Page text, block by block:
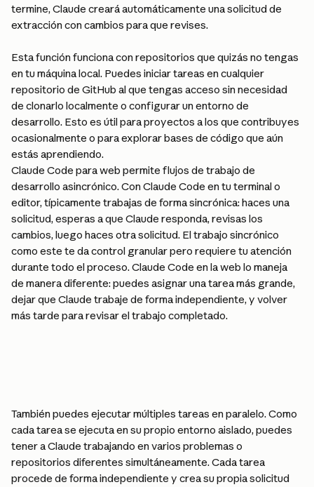
termine, Claude creará automáticamente una solicitud de
extracción con cambios para que revises.
Esta función funciona con repositorios que quizás no tengas
en tu máquina local. Puedes iniciar tareas en cualquier
repositorio de GitHub al que tengas acceso sin necesidad
de clonarlo localmente o configurar un entorno de
desarrollo. Esto es útil para proyectos a los que contribuyes
ocasionalmente o para explorar bases de código que aún
estás aprendiendo.
Claude Code para web permite flujos de trabajo de
desarrollo asincrónico. Con Claude Code en tu terminal o
editor, típicamente trabajas de forma sincrónica: haces una
solicitud, esperas a que Claude responda, revisas los
cambios, luego haces otra solicitud. El trabajo sincrónico
como este te da control granular pero requiere tu atención
durante todo el proceso. Claude Code en la web lo maneja
de manera diferente: puedes asignar una tarea más grande,
dejar que Claude trabaje de forma independiente, y volver
más tarde para revisar el trabajo completado.
También puedes ejecutar múltiples tareas en paralelo. Como
cada tarea se ejecuta en su propio entorno aislado, puedes
tener a Claude trabajando en varios problemas o
repositorios diferentes simultáneamente. Cada tarea
procede de forma independiente y crea su propia solicitud